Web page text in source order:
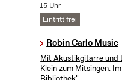
15 Uhr
Eintritt frei
Robin Carlo Music
Mit Akustikgitarre und
Klein zum Mitsingen.